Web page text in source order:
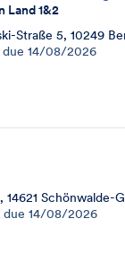
Land 1&2
Straße 5, 10249
due 14/08/2026
14621 Schönwalde-
due 14/08/2026